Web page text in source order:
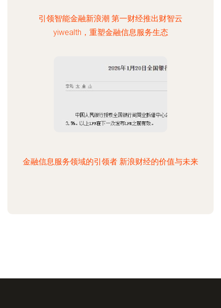
引领智能金融新浪潮 第一财经推出财智云
yiwealth，重塑金融信息服务生态
金融信息服务领域的引领者 新浪财经的价值与未来